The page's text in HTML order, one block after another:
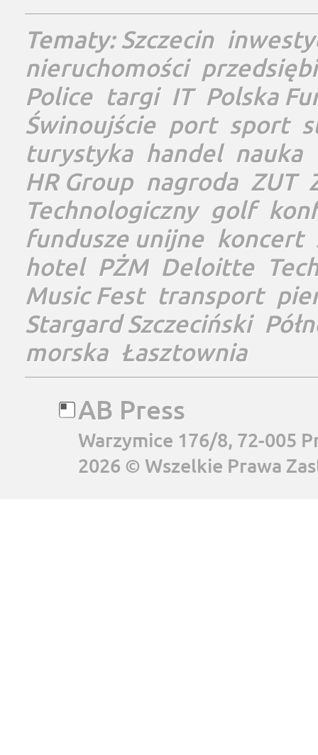
Tematy:Szczecin
nieruchomości
Police targi IT Polska
Świnoujście port sport
turystyka handel nauka
HR Group nagroda ZUT
Technologiczny golf
fundusze unijne koncert
hotel PŻM Deloitte
Music Fest transport
Stargard Szczeciński
morska Łasztownia
AB Press
Warzymice 176/8, 72-005
2026 © Wszelkie Prawa